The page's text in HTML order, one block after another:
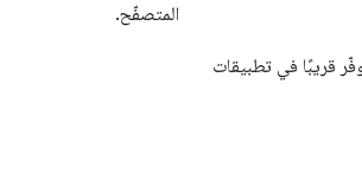
قريبًا في تطبيقات
المتصفّح.